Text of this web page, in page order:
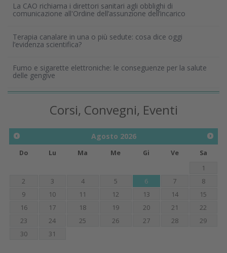
La CAO richiama i direttori sanitari agli obblighi di
comunicazione all'Ordine dell’assunzione dell’incarico
Terapia canalare in una o più sedute: cosa dice oggi
l’evidenza scientifica?
Fumo e sigarette elettroniche: le conseguenze per la salute
delle gengive
Corsi, Convegni, Eventi
Agosto 2026
Do Lu Ma Me Gi Ve
Sa
1
2
3 4 5 6 7
8
9
10 11 12 13 14
15
16
17 18 19 20 21
22
23
24 25 26 27 28
29
30
31